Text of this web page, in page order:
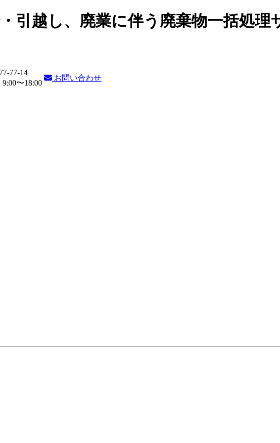
引越し、廃業に伴う廃棄物一括処理
77-14
〜18:00
お問い合わせ